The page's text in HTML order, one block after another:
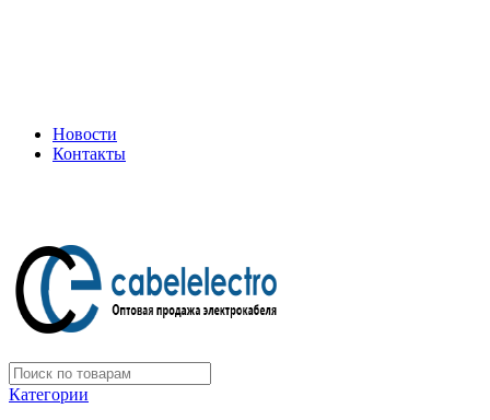
Новости
Контакты
Категории